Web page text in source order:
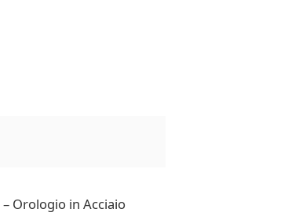
Orologio in Acciaio